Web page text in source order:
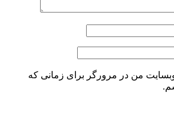
وبسایت من در مرورگر برای زمانی که